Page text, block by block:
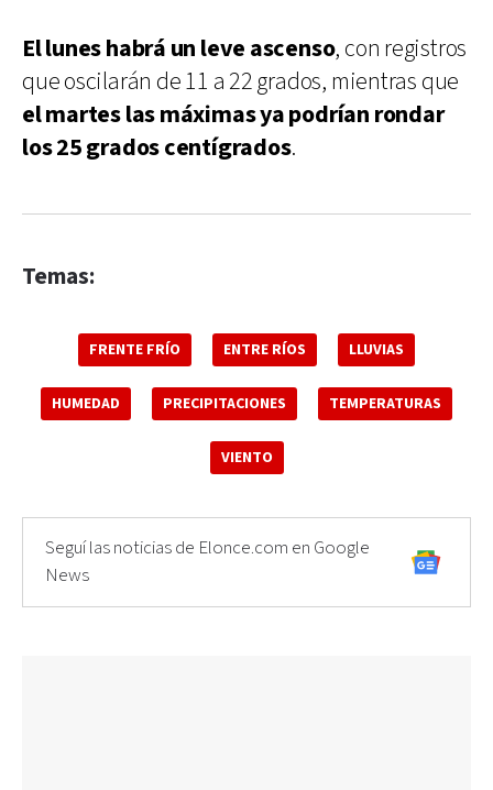
El lunes habrá un leve ascenso, con registros
que oscilarán de 11 a 22 grados, mientras que
el martes las máximas ya podrían rondar
los 25 grados centígrados.
Temas:
FRENTE FRÍO ENTRE RÍOS LLUVIAS
HUMEDAD PRECIPITACIONES TEMPERATURAS
VIENTO
Seguí las noticias de Elonce.com en Google
News